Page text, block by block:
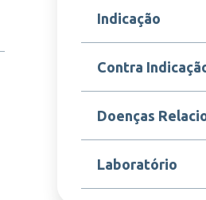
Hialuronato de sódio
Indicação
SUPRAHYAL DUO é
osteoartrite (artrose)
principalmente nos
sendo uma opção
Contra
Contraindicado em
hialuronato de sódio
fórmula. Não deve
ser feita por
Doenças
Osteoartrite
Inflamação articular
e Mobilidade
Laboratório